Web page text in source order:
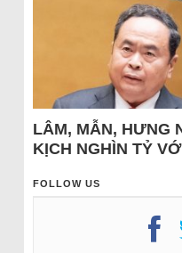
LÂM, MẪN, HƯNG
KỊCH NGHÌN TỶ
FOLLOW US